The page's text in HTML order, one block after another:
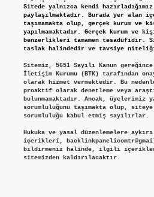
Sitede yalnızca kendi
paylaşılmaktadır. Burada yer
taşımamakta olup, gerçek kurum ve
yapılmamaktadır. Gerçek kurum ve
benzerlikleri tamamen tesadüfidir.
taslak halindedir ve tavsiye niteliği
Sitemiz, 5651 Sayılı Kanun
İletişim Kurumu (BTK) tarafından
olarak hizmet vermektedir. Bu
proaktif olarak denetleme veya
bulunmamaktadır. Ancak,
sorumluluğunu taşımakta olup,
sorumluluğu kabul etmiş sayılırlar.
Hukuka ve yasal düzenlemelere aykırı
içerikleri,
bildirmeniz halinde, ilgili
sitemizden kaldırılacaktır.